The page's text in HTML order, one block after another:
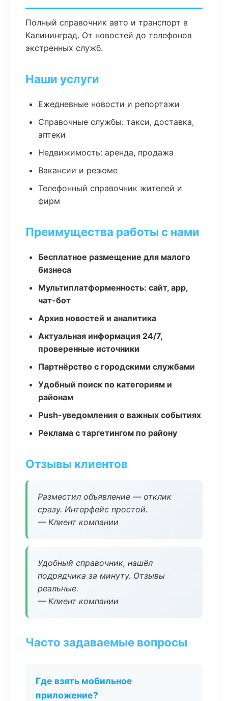
Полный справочник авто и транспорт в
Калининград. От новостей до телефонов
экстренных служб.
Наши услуги
Ежедневные новости и репортажи
Справочные службы: такси, доставка,
аптеки
Недвижимость: аренда, продажа
Вакансии и резюме
Телефонный справочник жителей и
фирм
Преимущества работы с нами
Бесплатное размещение для малого
бизнеса
Мультиплатформенность: сайт, app,
чат-бот
Архив новостей и аналитика
Актуальная информация 24/7,
проверенные источники
Партнёрство с городскими службами
Удобный поиск по категориям и
районам
Push-уведомления о важных событиях
Реклама с таргетингом по району
Отзывы клиентов
Разместил объявление — отклик
сразу. Интерфейс простой.
— Клиент компании
Удобный справочник, нашёл
подрядчика за минуту. Отзывы
реальные.
— Клиент компании
Часто задаваемые вопросы
Где взять мобильное
приложение?